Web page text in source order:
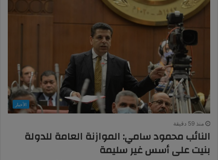
الأخبار
منذ 59 دقيقة
النائب محمود سامي: الموازنة العامة للدولة
بنيت على أسس غير سليمة